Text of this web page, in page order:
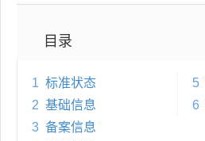
目录
1 标准状态
2 基础信息
3 备案信息
5
6